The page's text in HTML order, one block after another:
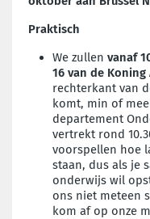
Praktisch
We zullen vanaf
16 van de
rechterkant van
komt, min of
departement
vertrekt rond
voorspellen hoe
staan, dus als je
onderwijs wil
ons niet meteen
kom af op onze